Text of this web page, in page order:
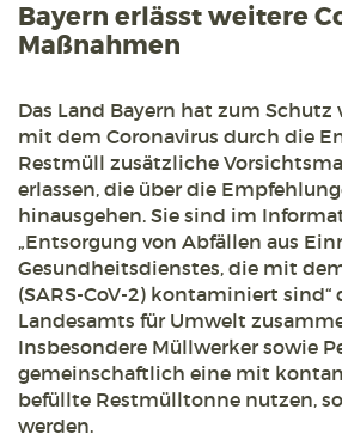
Bayern erlässt weitere
Maßnahmen
Das Land Bayern hat zum
mit dem Coronavirus durch die
Restmüll zusätzliche
erlassen, die über die
hinausgehen. Sie sind im
„Entsorgung von Abfällen aus
Gesundheitsdienstes, die mit
(SARS-CoV-2) kontaminiert sind“
Landesamts für Umwelt
Insbesondere Müllwerker sowie
gemeinschaftlich eine mit
befüllte Restmülltonne nutzen,
werden.